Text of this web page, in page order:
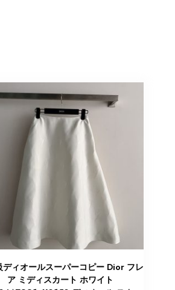
ディオールスーパーコピー Dior フレ
ア ミディスカート ホワイト